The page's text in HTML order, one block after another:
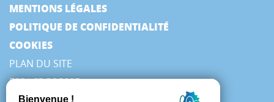
MENTIONS LÉGALES
POLITIQUE DE CONFIDENTIALITÉ
COOKIES
PLAN DU SITE
ESPACE PRESSE